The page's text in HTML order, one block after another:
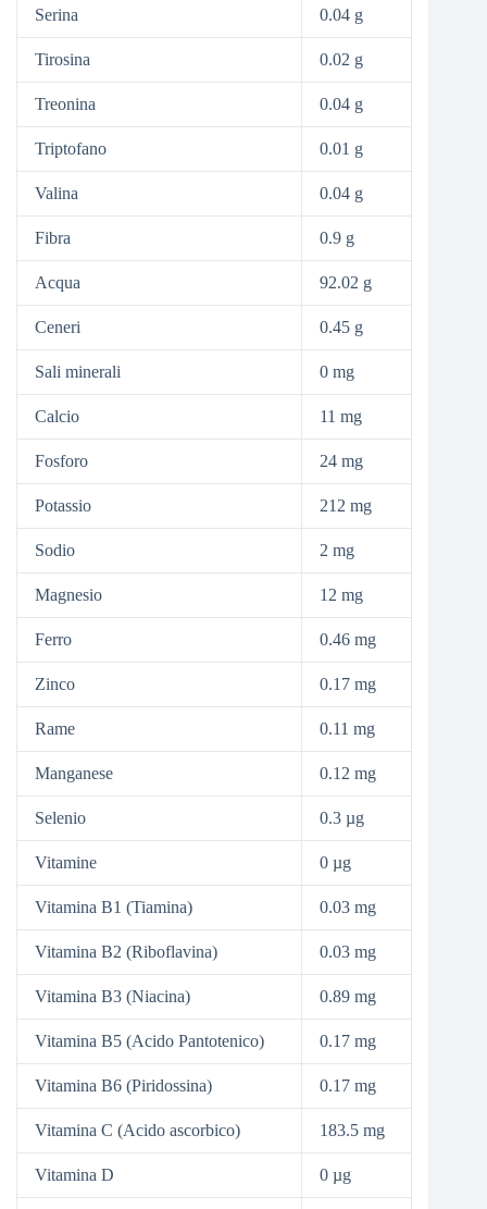
Serina 0.04 g
Tirosina 0.02 g
Treonina 0.04 g
Triptofano 0.01 g
Valina 0.04 g
Fibra 0.9 g
Acqua 92.02 g
Ceneri 0.45 g
Sali minerali 0 mg
Calcio 11 mg
Fosforo 24 mg
Potassio 212 mg
Sodio 2 mg
Magnesio 12 mg
Ferro 0.46 mg
Zinco 0.17 mg
Rame 0.11 mg
Manganese 0.12 mg
Selenio 0.3 µg
Vitamine 0 µg
Vitamina B1 (Tiamina) 0.03 mg
Vitamina B2 (Riboflavina) 0.03 mg
Vitamina B3 (Niacina) 0.89 mg
Vitamina B5 (Acido Pantotenico) 0.17 mg
Vitamina B6 (Piridossina) 0.17 mg
Vitamina C (Acido ascorbico) 183.5 mg
Vitamina D 0 µg